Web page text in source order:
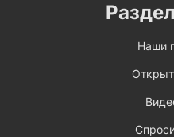
Наши